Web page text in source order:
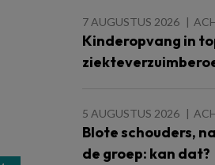
7 AUGUSTUS 2026
Kinderopvang in
5 AUGUSTUS 2026
Blote schouders,
de groep: kan dat?